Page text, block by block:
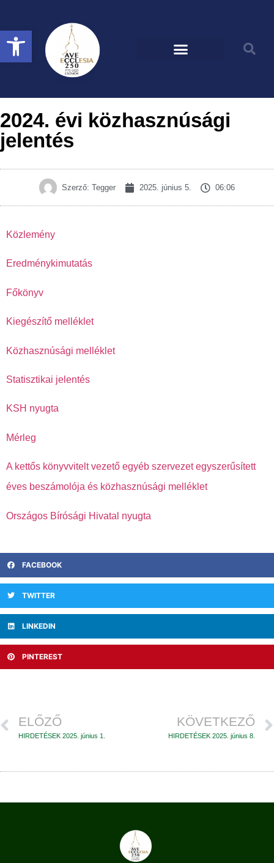
Eszköztár megnyitása
2024. évi közhasznúsági
jelentés
Szerző: Tegger 2025. június 5. 06:06
Közlemény
Eredménykimutatás
Főkönyv
Kiegészítő melléklet
Közhasznúsági melléklet
Statisztikai jelentés
KSH nyugta
Mérleg
A kettős könyvvitelt vezető egyéb szervezet egyszerűsített
éves beszámolója és közhasznúsági melléklet
Országos Bírósági Hivatal nyugta
FACEBOOK
TWITTER
LINKEDIN
PINTEREST
ELŐZŐ
HIRDETÉSEK 2025. június 1.
KÖVETKEZŐ
HIRDETÉSEK 2025. június 8.